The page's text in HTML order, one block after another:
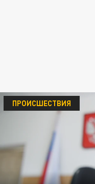
ПРОИСШЕСТВИЯ